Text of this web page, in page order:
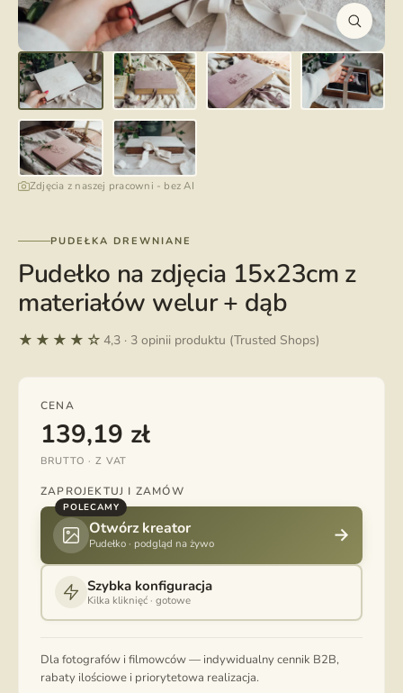
Zdjęcia z naszej pracowni - bez AI
PUDEŁKA DREWNIANE
Pudełko na zdjęcia 15x23cm z
materiałów welur + dąb
★★★★☆ 4,3 · 3 opinii produktu (Trusted Shops)
CENA
139,19 zł
BRUTTO · Z VAT
ZAPROJEKTUJ I ZAMÓW
POLECAMY
Otwórz kreator
Pudełko · podgląd na żywo →
Szybka konfiguracja
Kilka kliknięć · gotowe
Dla fotografów i filmowców — indywidualny cennik B2B,
rabaty ilościowe i priorytetowa realizacja.